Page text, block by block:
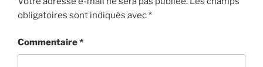
obligatoires sont indiqués avec*
Commentaire*